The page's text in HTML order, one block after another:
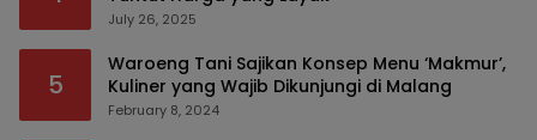
July 26, 2025
5
Waroeng Tani Sajikan Konsep Menu ‘Makmur’,
Kuliner yang Wajib Dikunjungi di Malang
February 8, 2024